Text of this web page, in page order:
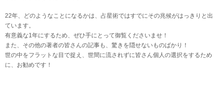
22年、どのようなことになるかは、占星術ではすでにその兆候がはっきりと出
ています。
有意義な1年にするため、ぜひ手にとって御覧くださいませ！
また、その他の著者の皆さんの記事も、驚きを隠せないものばかり！
世の中をフラットな目で捉え、世間に流されずに皆さん個人の選択をするため
に、お勧めです！